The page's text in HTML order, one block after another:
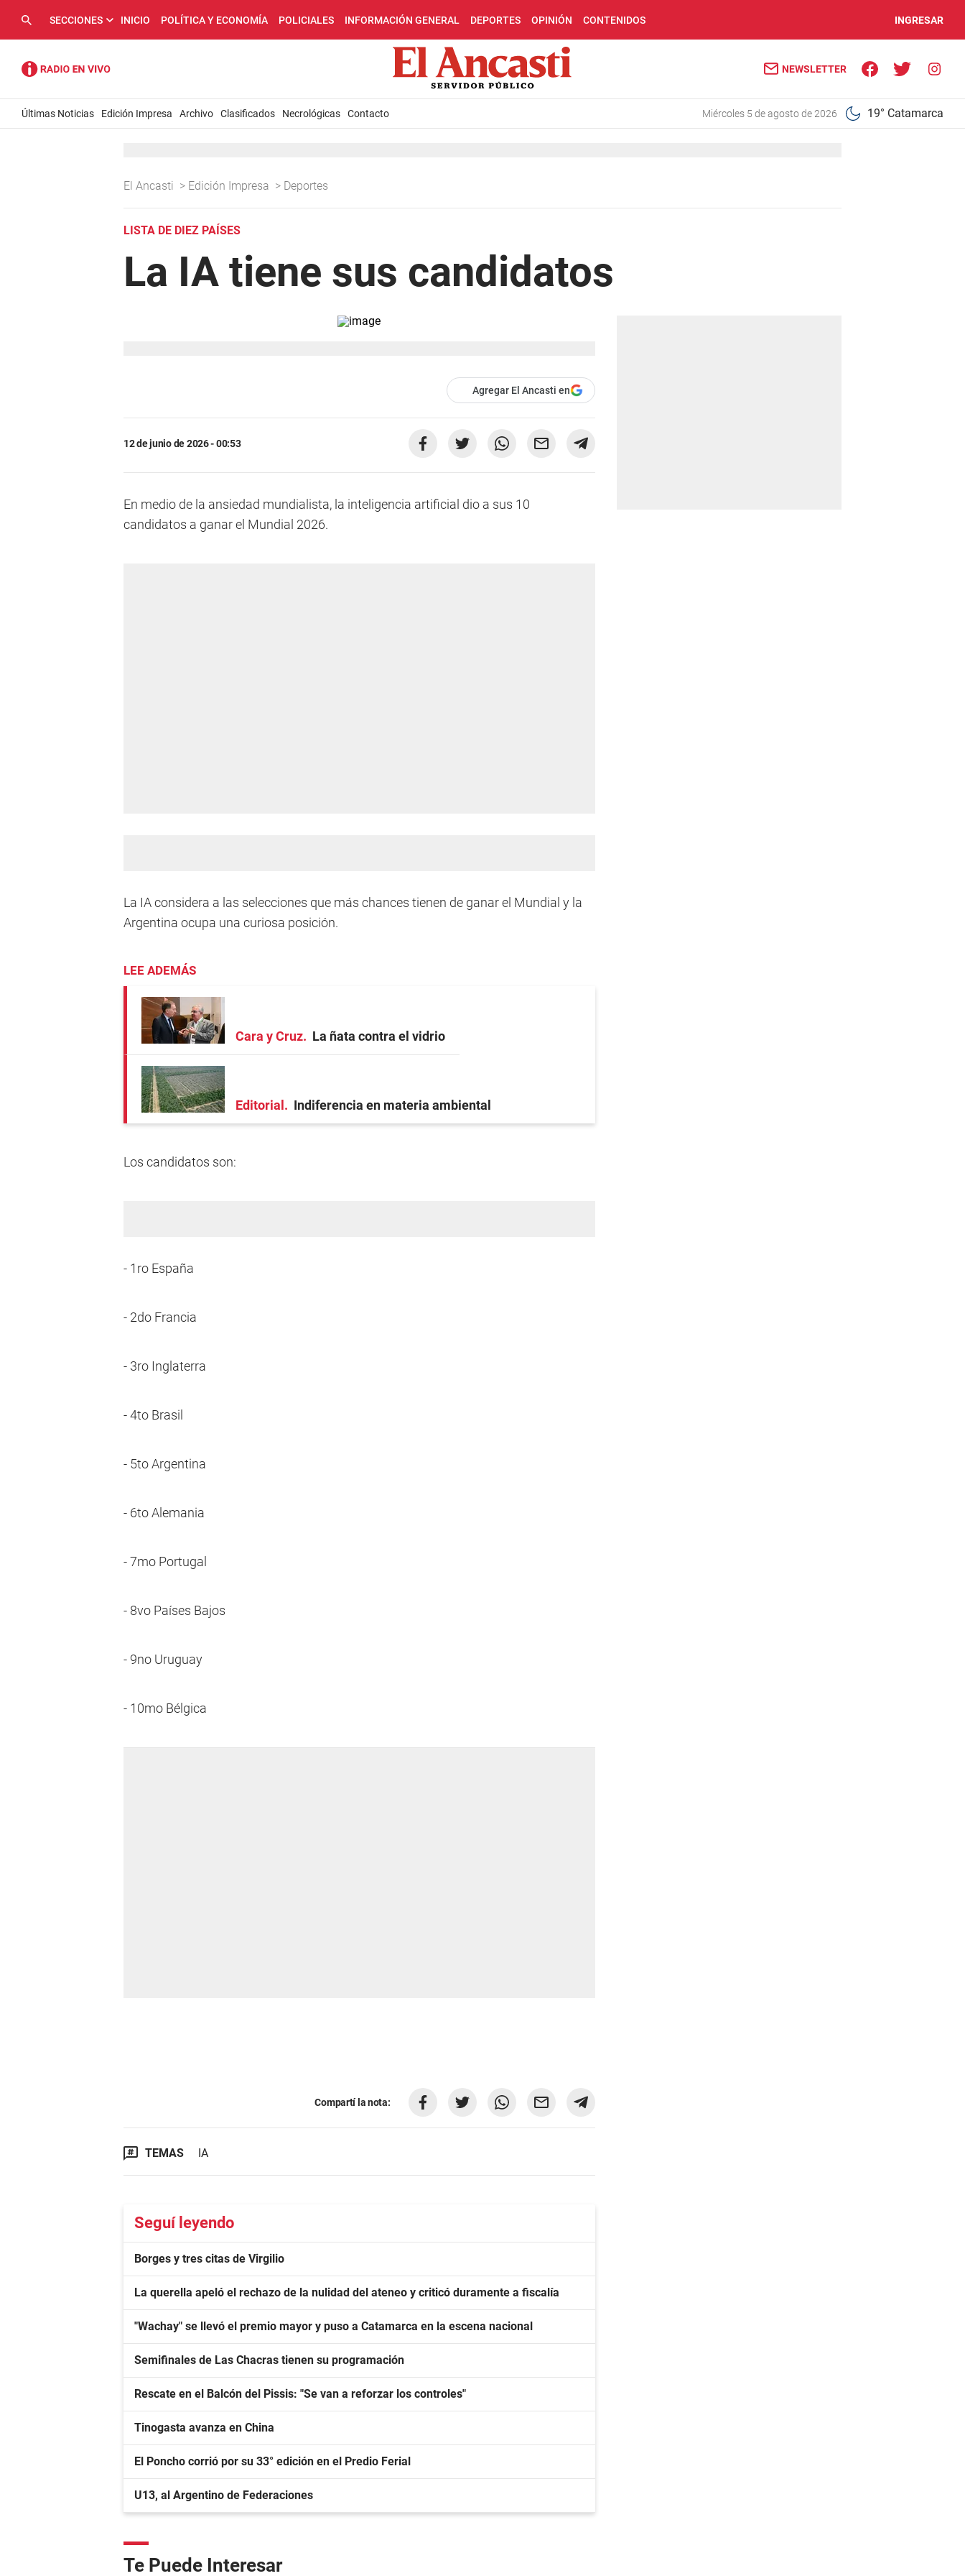
SECCIONES INICIO POLÍTICA Y ECONOMÍA POLICIALES INFORMACIÓN GENERAL DEPORTES OPINIÓN CONTENIDOS INGRESAR
NEWSLETTER
Últimas Noticias Edición Impresa Archivo Clasificados Necrológicas Contacto miércoles 5 de agosto de 2026 19° Catamarca
El Ancasti > Edición Impresa > Deportes
LISTA DE DIEZ PAÍSES
La IA tiene sus candidatos
Agregar El Ancasti en
12 de junio de 2026 - 00:53
En medio de la ansiedad mundialista, la inteligencia artificial dio a sus 10
candidatos a ganar el Mundial 2026.
La IA considera a las selecciones que más chances tienen de ganar el Mundial y la
Argentina ocupa una curiosa posición.
LEE ADEMÁS
Cara y Cruz La ñata contra el vidrio
Editorial Indiferencia en materia ambiental
Los candidatos son:
- 1ro España
- 2do Francia
- 3ro Inglaterra
- 4to Brasil
- 5to Argentina
- 6to Alemania
- 7mo Portugal
- 8vo Países Bajos
- 9no Uruguay
- 10mo Bélgica
Compartí la nota:
TEMAS IA
Seguí leyendo
Borges y tres citas de Virgilio
La querella apeló el rechazo de la nulidad del ateneo y criticó duramente a fiscalía
"Wachay" se llevó el premio mayor y puso a Catamarca en la escena nacional
Semifinales de Las Chacras tienen su programación
Rescate en el Balcón del Pissis: "Se van a reforzar los controles"
Tinogasta avanza en China
El Poncho corrió por su 33° edición en el Predio Ferial
U13, al Argentino de Federaciones
Te Puede Interesar